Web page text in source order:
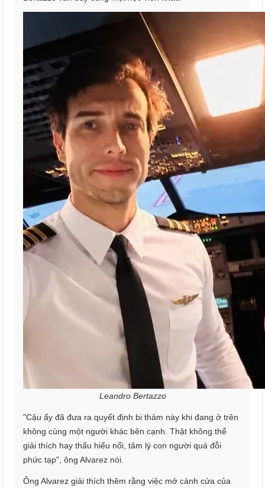
Leandro Bertazzo
"Cậu ấy đã đưa ra quyết định bi thảm này khi đang ở trên
không cùng một người khác bên cạnh. Thật không thể
giải thích hay thấu hiểu nổi, tâm lý con người quá đỗi
phức tạp", ông Alvarez nói.
Ông Alvarez giải thích thêm rằng việc mở cánh cửa của